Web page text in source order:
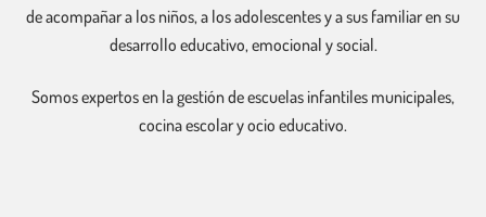
de acompañar a los niños, a los adolescentes y a sus familiar en su
desarrollo educativo, emocional y social.
Somos expertos en la gestión de escuelas infantiles municipales,
cocina escolar y ocio educativo.